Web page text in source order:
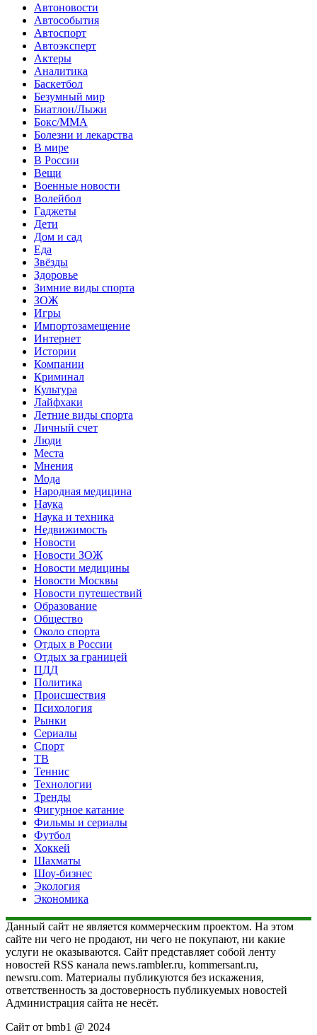
Автоновости
Автособытия
Автоспорт
Автоэксперт
Актеры
Аналитика
Баскетбол
Безумный мир
Биатлон/Лыжи
Бокс/MMA
Болезни и лекарства
В мире
В России
Вещи
Военные новости
Волейбол
Гаджеты
Дети
Дом и сад
Еда
Звёзды
Здоровье
Зимние виды спорта
ЗОЖ
Игры
Импортозамещение
Интернет
Истории
Компании
Криминал
Культура
Лайфхаки
Летние виды спорта
Личный счет
Люди
Места
Мнения
Мода
Народная медицина
Наука
Наука и техника
Недвижимость
Новости
Новости ЗОЖ
Новости медицины
Новости Москвы
Новости путешествий
Образование
Общество
Около спорта
Отдых в России
Отдых за границей
ПДД
Политика
Происшествия
Психология
Рынки
Сериалы
Спорт
ТВ
Теннис
Технологии
Тренды
Фигурное катание
Фильмы и сериалы
Футбол
Хоккей
Шахматы
Шоу-бизнес
Экология
Экономика
Данный сайт не является коммерческим проектом. На этом
сайте ни чего не продают, ни чего не покупают, ни какие
услуги не оказываются. Сайт представляет собой ленту
новостей RSS канала news.rambler.ru, kommersant.ru,
newsru.com. Материалы публикуются без искажения,
ответственность за достоверность публикуемых новостей
Администрация сайта не несёт.
Сайт от bmb1 @ 2024